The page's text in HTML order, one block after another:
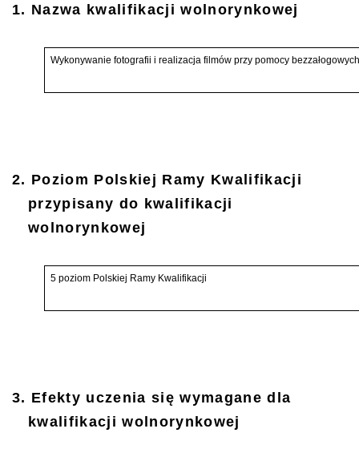
1. Nazwa kwalifikacji wolnorynkowej
Wykonywanie fotografii i realizacja filmów przy pomocy
2. Poziom Polskiej Ramy Kwalifikacji
przypisany do kwalifikacji
wolnorynkowej
5 poziom Polskiej Ramy Kwalifikacji
3. Efekty uczenia się wymagane dla
kwalifikacji wolnorynkowej